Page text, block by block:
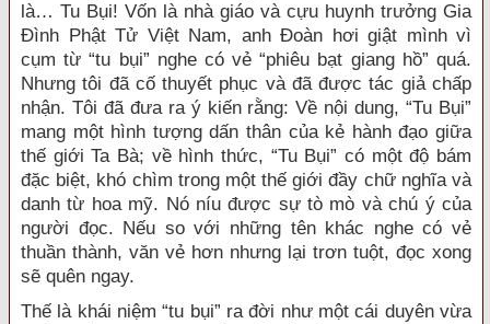
là… Tu Bụi! Vốn là nhà giáo và cựu huynh trưởng Gia
Đình Phật Tử Việt Nam, anh Đoàn hơi giật mình vì
cụm từ “tu bụi” nghe có vẻ “phiêu bạt giang hồ” quá.
Nhưng tôi đã cố thuyết phục và đã được tác giả chấp
nhận. Tôi đã đưa ra ý kiến rằng: Về nội dung, “Tu Bụi”
mang một hình tượng dấn thân của kẻ hành đạo giữa
thế giới Ta Bà; về hình thức, “Tu Bụi” có một độ bám
đặc biệt, khó chìm trong một thế giới đầy chữ nghĩa và
danh từ hoa mỹ. Nó níu được sự tò mò và chú ý của
người đọc. Nếu so với những tên khác nghe có vẻ
thuần thành, văn vẻ hơn nhưng lại trơn tuột, đọc xong
sẽ quên ngay.
Thế là khái niệm “tu bụi” ra đời như một cái duyên vừa